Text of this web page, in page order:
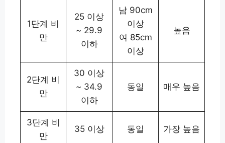
1단계 비
만
25 이상
~ 29.9
이하
남 90cm
이상
여 85cm
이상
높음
2단계 비
만
30 이상
~ 34.9
이하
동일 매우 높음
3단계 비
만
35 이상 동일 가장 높음